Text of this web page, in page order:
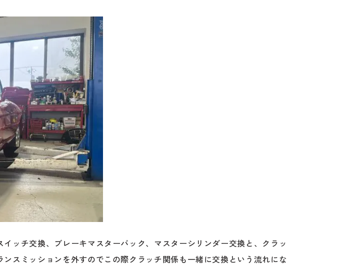
ッチ交換、ブレーキマスターバック、マスターシリンダー交換と、クラッ
スミッションを外すのでこの際クラッチ関係も一緒に交換という流れにな